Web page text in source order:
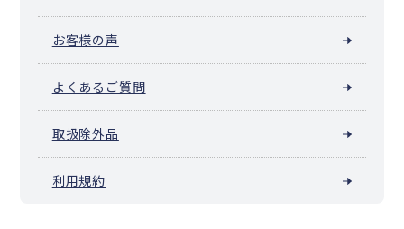
お客様の声
よくあるご質問
取扱除外品
利用規約